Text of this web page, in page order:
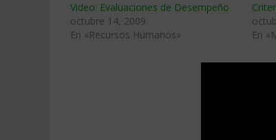
Video: Evaluaciones de Desempeño
octubre 14, 2009
En «Recursos Humanos»
En